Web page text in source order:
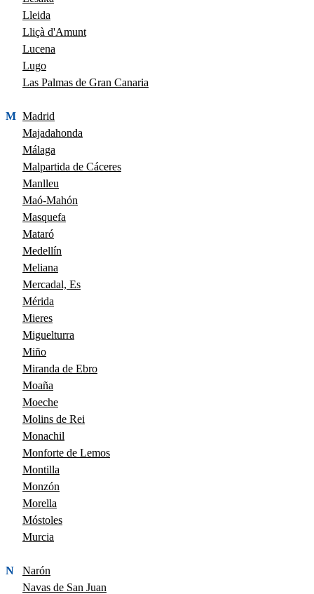
Lleida
Lliçà d'Amunt
Lucena
Lugo
Las Palmas de Gran Canaria
M Madrid
Majadahonda
Málaga
Malpartida de Cáceres
Manlleu
Maó-Mahón
Masquefa
Mataró
Medellín
Meliana
Mercadal, Es
Mérida
Mieres
Miguelturra
Miño
Miranda de Ebro
Moaña
Moeche
Molins de Rei
Monachil
Monforte de Lemos
Montilla
Monzón
Morella
Móstoles
Murcia
N
Narón
Navas de San Juan